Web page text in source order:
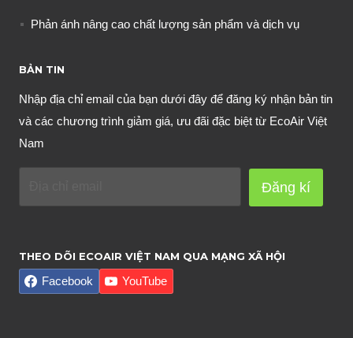
Phản ánh nâng cao chất lượng sản phẩm và dịch vụ
BẢN TIN
Nhập địa chỉ email của bạn dưới đây để đăng ký nhận bản tin
và các chương trình giảm giá, ưu đãi đặc biệt từ EcoAir Việt
Nam
Đăng kí
THEO DÕI ECOAIR VIỆT NAM QUA MẠNG XÃ HỘI
Facebook YouTube